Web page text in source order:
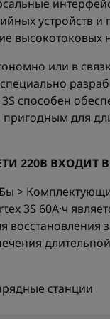
устройств и
высокотоковых
или в
способен
пригодным для
220В ВХОДИТ
>
3S 60А·ч
восстановления
станции